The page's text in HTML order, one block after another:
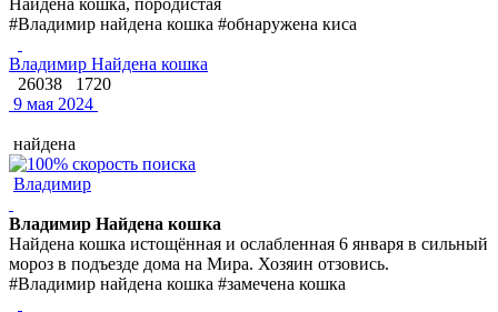
#Владимир найдена кошка #обнаружена киса
Владимир Найдена кошка
26038
1720
9 мая 2024
найдена
Владимир
Владимир Найдена кошка
Найдена кошка истощённая и ослабленная 6 января в сильный
мороз в подъезде дома на Мира. Хозяин отзовись.
#Владимир найдена кошка #замечена кошка